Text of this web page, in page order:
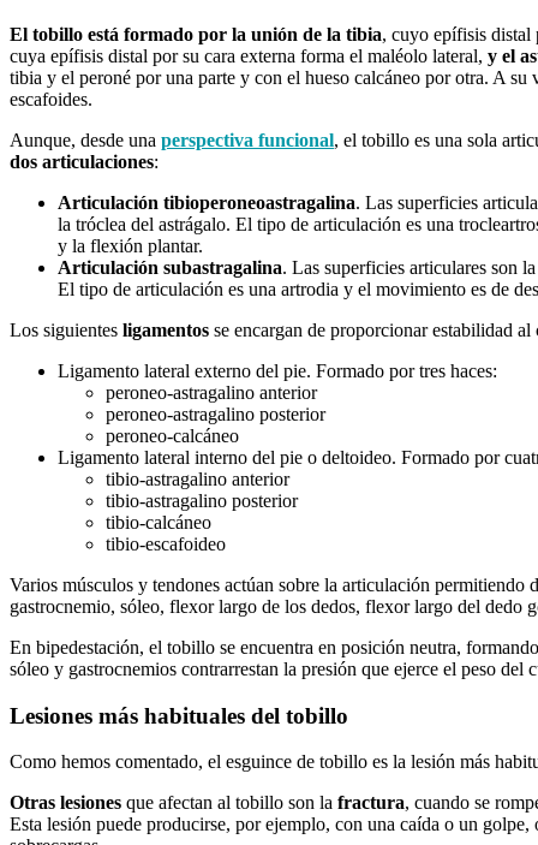
El tobillo está formado por la unión de la tibia, cuyo epífisis distal
cuya epífisis distal por su cara externa forma el maléolo lateral, y el
tibia y el peroné por una parte y con el hueso calcáneo por otra. A su
escafoides.
Aunque, desde una perspectiva funcional, el tobillo es una sola
dos articulaciones:
Articulación tibioperoneoastragalina. Las superficies
la tróclea del astrágalo. El tipo de articulación es una
y la flexión plantar.
Articulación subastragalina. Las superficies articulares son
El tipo de articulación es una artrodia y el movimiento es de
Los siguientes ligamentos se encargan de proporcionar estabilidad
Ligamento lateral externo del pie. Formado por tres haces:
peroneo-astragalino anterior
peroneo-astragalino posterior
peroneo-calcáneo
Ligamento lateral interno del pie o deltoideo. Formado por
tibio-astragalino anterior
tibio-astragalino posterior
tibio-calcáneo
tibio-escafoideo
Varios músculos y tendones actúan sobre la articulación
gastrocnemio, sóleo, flexor largo de los dedos, flexor largo del dedo
En bipedestación, el tobillo se encuentra en posición neutra,
sóleo y gastrocnemios contrarrestan la presión que ejerce el peso del
Lesiones más habituales del tobillo
Como hemos comentado, el esguince de tobillo es la lesión más
Otras lesiones que afectan al tobillo son la fractura, cuando se
Esta lesión puede producirse, por ejemplo, con una caída o un